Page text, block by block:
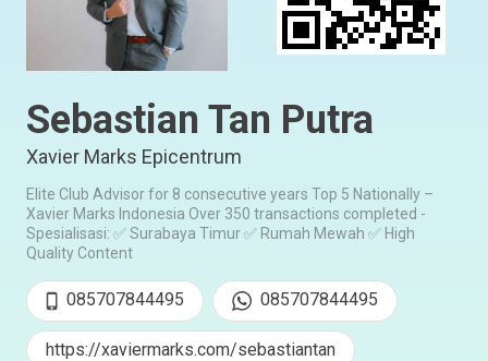
Sebastian Tan Putra
Xavier Marks Epicentrum
Elite Club Advisor for 8 consecutive years Top 5 Nationally –
Xavier Marks Indonesia Over 350 transactions completed -
Spesialisasi: ✅ Surabaya Timur ✅ Rumah Mewah ✅ High
Quality Content
085707844495 085707844495
https://xaviermarks.com/sebastiantan